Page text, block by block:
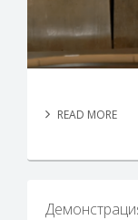
READ MORE